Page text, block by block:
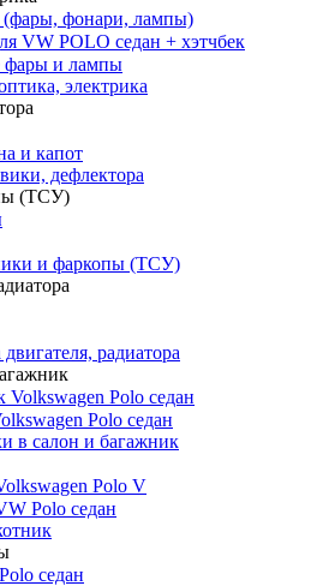
(фары, фонари, лампы)
VW POLO седан + хэтчбек
фары и лампы
электрика
и капот
дефлектора
(ТСУ)
и фаркопы (ТСУ)
радиатора
Polo седан
Polo седан
в салон и багажник
Polo V
Polo седан
седан